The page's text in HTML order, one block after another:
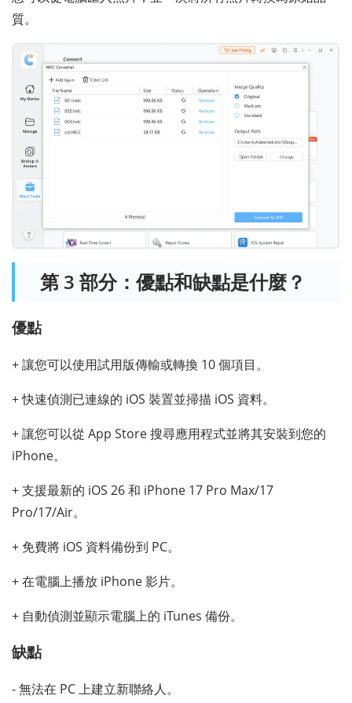
質。
第 3 部分：優點和缺點是什麼？
優點
+ 讓您可以使用試用版傳輸或轉換 10 個項目。
+ 快速偵測已連線的 iOS 裝置並掃描 iOS 資料。
+ 讓您可以從 App Store 搜尋應用程式並將其安裝到您的
iPhone。
+ 支援最新的 iOS 26 和 iPhone 17 Pro Max/17
Pro/17/Air。
+ 免費將 iOS 資料備份到 PC。
+ 在電腦上播放 iPhone 影片。
+ 自動偵測並顯示電腦上的 iTunes 備份。
缺點
- 無法在 PC 上建立新聯絡人。